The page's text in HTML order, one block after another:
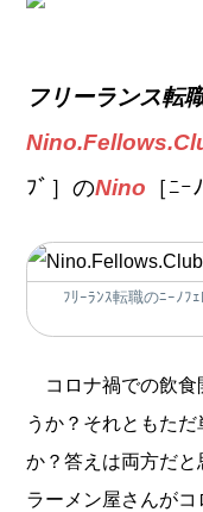
フリーランス転
ﾌﾞ］のNino ［ﾆｰ
ﾌﾘｰﾗﾝｽ転職のﾆｰﾉﾌ
コロナ禍での飲食
うか？それともた
か？答えは両方だ
ラーメン屋さんが